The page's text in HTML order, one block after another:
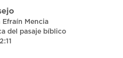
Efraín Mencia
del pasaje bíblico